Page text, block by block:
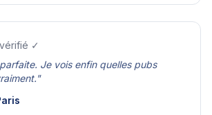
✓
Je vois enfin quelles pubs
"